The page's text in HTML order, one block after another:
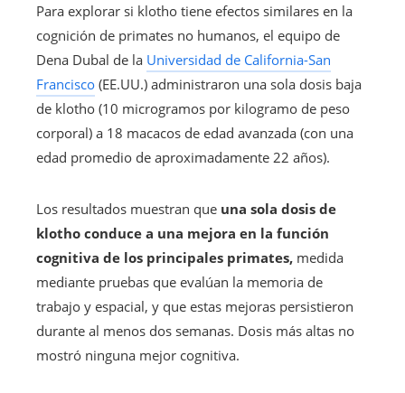
Para explorar si klotho tiene efectos similares en la
cognición de primates no humanos, el equipo de
Dena Dubal de la Universidad de California-San
Francisco (EE.UU.) administraron una sola dosis baja
de klotho (10 microgramos por kilogramo de peso
corporal) a 18 macacos de edad avanzada (con una
edad promedio de aproximadamente 22 años).
Los resultados muestran que una sola dosis de
klotho conduce a una mejora en la función
cognitiva de los principales primates, medida
mediante pruebas que evalúan la memoria de
trabajo y espacial, y que estas mejoras persistieron
durante al menos dos semanas. Dosis más altas no
mostró ninguna mejor cognitiva.